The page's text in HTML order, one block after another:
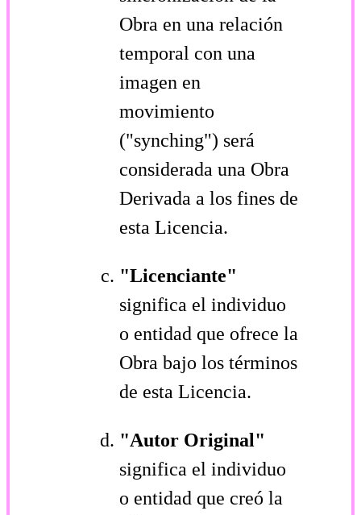
Obra en una relación
temporal con una
imagen en
movimiento
("synching") será
considerada una Obra
Derivada a los fines de
esta Licencia.
"Licenciante"
significa el individuo
o entidad que ofrece la
Obra bajo los términos
de esta Licencia.
"Autor Original"
significa el individuo
o entidad que creó la